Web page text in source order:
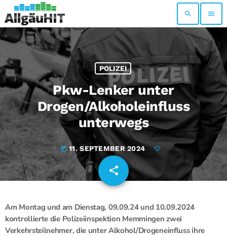
search menu
POLIZEI
Pkw-Lenker unter
Drogen/Alkoholeinfluss
unterwegs
today 11. SEPTEMBER 2024
share
email
Am Montag und am Dienstag, 09.09.24 und 10.09.2024
kontrollierte die Polizeiinspektion Memmingen zwei
Verkehrsteilnehmer, die unter Alkohol/Drogeneinfluss ihre